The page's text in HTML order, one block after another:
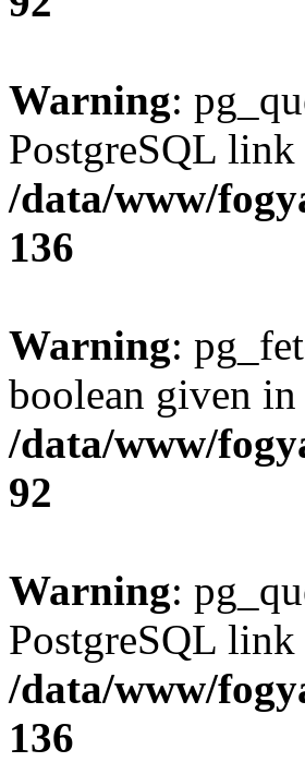
Warning:
PostgreSQL link
/data/www/
136
Warning:
boolean given in
/data/www/
92
Warning:
PostgreSQL link
/data/www/
136